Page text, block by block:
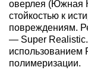
оверлея (Южная
стойкостью к
повреждениям.
— Super Realistic.
использованием
полимеризации.